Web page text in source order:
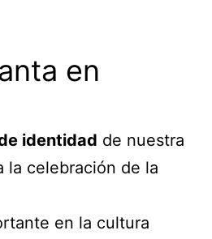
en
identidad de nuestra
la celebración de la
en la cultura